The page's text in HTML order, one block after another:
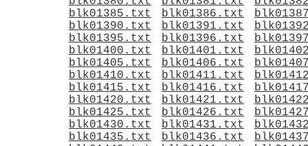
blk01385.txt
blk01386.txt
blk01390.txt
blk01391.txt
blk01395.txt
blk01396.txt
blk01400.txt
blk01401.txt
blk01405.txt
blk01406.txt
blk01410.txt
blk01411.txt
blk01415.txt
blk01416.txt
blk01420.txt
blk01421.txt
blk01425.txt
blk01426.txt
blk01430.txt
blk01431.txt
blk01435.txt
blk01436.txt